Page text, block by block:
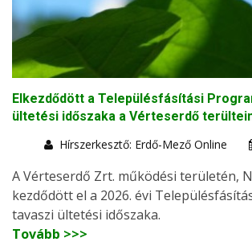
Elkezdődött a Településfásítási
ültetési időszaka a Vérteserdő
Hírszerkesztő: Erdő-Mező Online
A Vérteserdő Zrt. működési területén,
kezdődött el a 2026. évi
tavaszi ültetési időszaka.
Tovább >>>